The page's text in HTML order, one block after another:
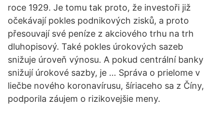
roce 1929. Je tomu tak proto, že investoři již
očekávají pokles podnikových zisků, a proto
přesouvají své peníze z akciového trhu na trh
dluhopisový. Také pokles úrokových sazeb
snižuje úroveň výnosu. A pokud centrální banky
snižují úrokové sazby, je … Správa o prielome v
liečbe nového koronavírusu, šíriaceho sa z Číny,
podporila záujem o rizikovejšie meny.